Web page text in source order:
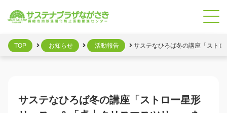
TOP お知らせ 活動報告 サステなひろば冬の講座「スト
サステなひろば冬の講座「ストロー星形